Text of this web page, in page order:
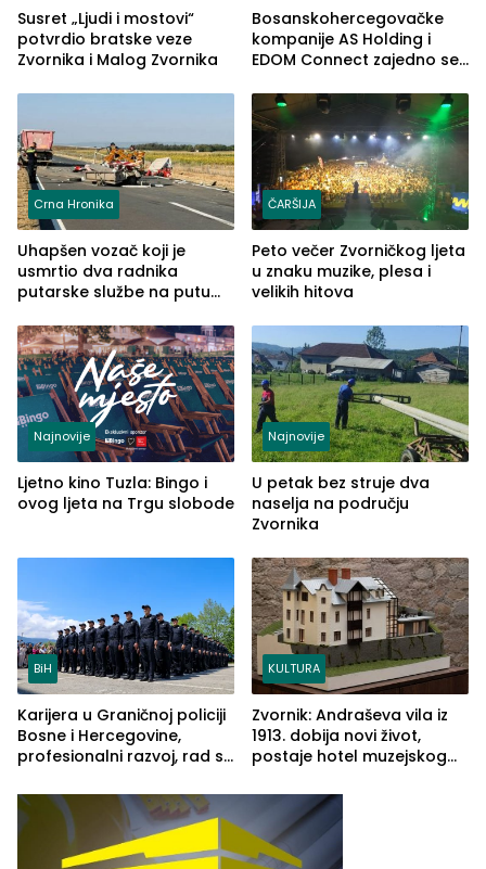
Susret „Ljudi i mostovi“
potvrdio bratske veze
Zvornika i Malog Zvornika
Bosanskohercegovačke
kompanije AS Holding i
EDOM Connect zajedno se
Crna Hronika
Uhapšen vozač koji je
usmrtio dva radnika
putarske službe na putu
(FOTO)
ČARŠIJA
Peto večer Zvorničkog ljeta
u znaku muzike, plesa i
velikih hitova
Najnovije
Ljetno kino Tuzla: Bingo i
ovog ljeta na Trgu slobode
Najnovije
U petak bez struje dva
naselja na području
Zvornika
BiH
Karijera u Graničnoj policiji
Bosne i Hercegovine,
profesionalni razvoj, rad sa
služba građanima
KULTURA
Zvornik: Andraševa vila iz
1913. dobija novi život,
postaje hotel muzejskog